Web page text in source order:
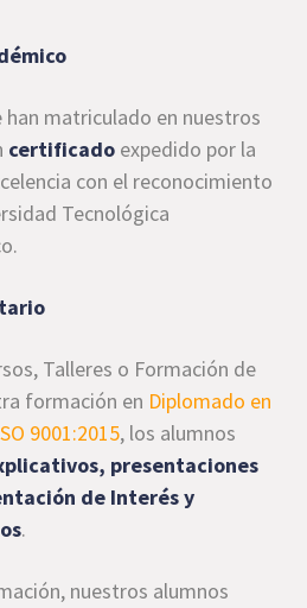
han matriculado en nuestros
certificado expedido por la
con el reconocimiento
Tecnológica
Talleres o Formación de
formación en Diplomado en
9001:2015, los alumnos
presentaciones
de Interés y
.
nuestros alumnos